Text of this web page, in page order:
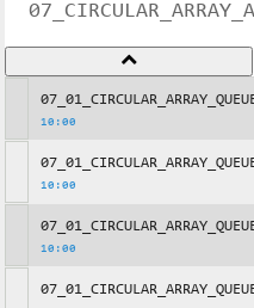
10:00
10:00
10:00